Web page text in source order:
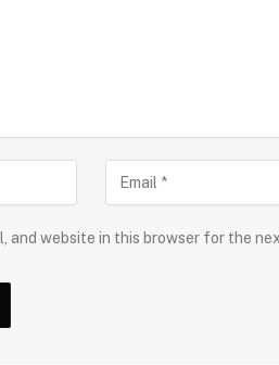
and website in this browser for the